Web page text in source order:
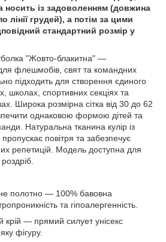
носить із задоволенням (довжина
лінії грудей), а потім за цими
стандартний розмір у
"Жовто-блакитна" —
флешмобів, свят та командних
підходить для створення єдиного
школах, спортивних секціях та
Широка розмірна сітка від 30 до 62
однаковою формою дітей та
Натуральна тканина кулір із
повітря та забезпечує
репетицій. Модель доступна для
полотно — 100% бавовна
та гіпоалергенність.
крій — прямий силует унісекс
фігуру.